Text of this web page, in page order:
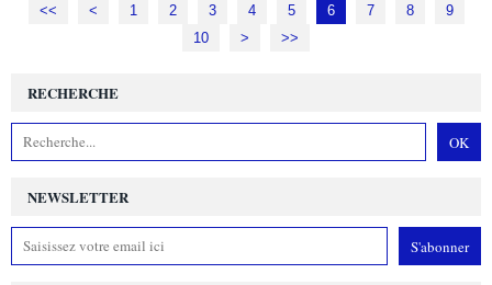
<< < 1 2 3 4 5 6 7 8
9
10
> >>
NEWSLETTER
RECHERCHE